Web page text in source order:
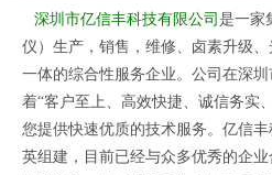
深圳市亿信丰科技有限公司 是一家
仪）生产，销售，维修、卤素升级
一体的综合性服务企业。公司在深
着“客户至上、高效快捷、诚信务实
您提供快速优质的技术服务。亿信
英组建，目前已经与众多优秀的企